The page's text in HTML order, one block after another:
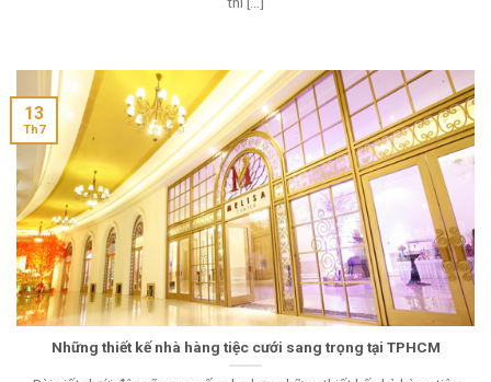
Những thiết kế nhà hàng tiệc cưới sang trọng tại TPHCM
13
Th7